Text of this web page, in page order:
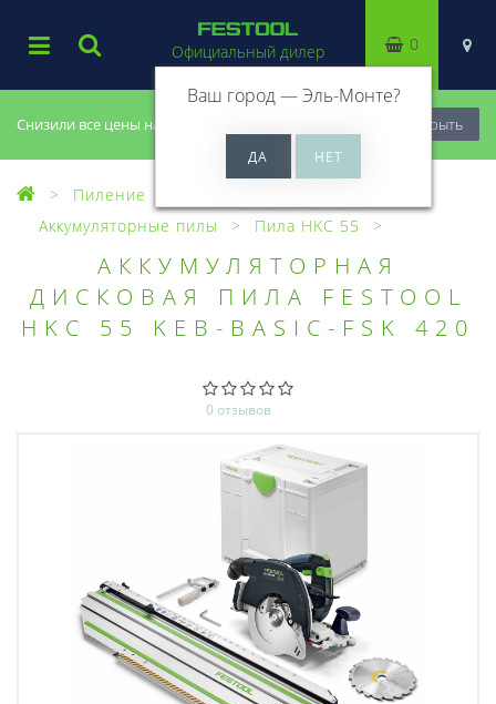
Снизили все цены на 20%, успей купить! Закрыть
Официальный дилер
Ваш город —Эль-Монте?
0
Пиление
Аккумуляторные пилы
Пила HKC 55
АККУМУЛЯТОРНАЯ
ДИСКОВАЯ ПИЛА FESTOOL
HKC 55 KEB-BASIC-FSK 420
0 отзывов